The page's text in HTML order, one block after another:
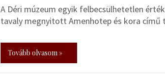
A Déri múzeum egyik felbecsülhetetlen
tavaly megnyitott Amenhotep és kora című
Tovább olvasom »